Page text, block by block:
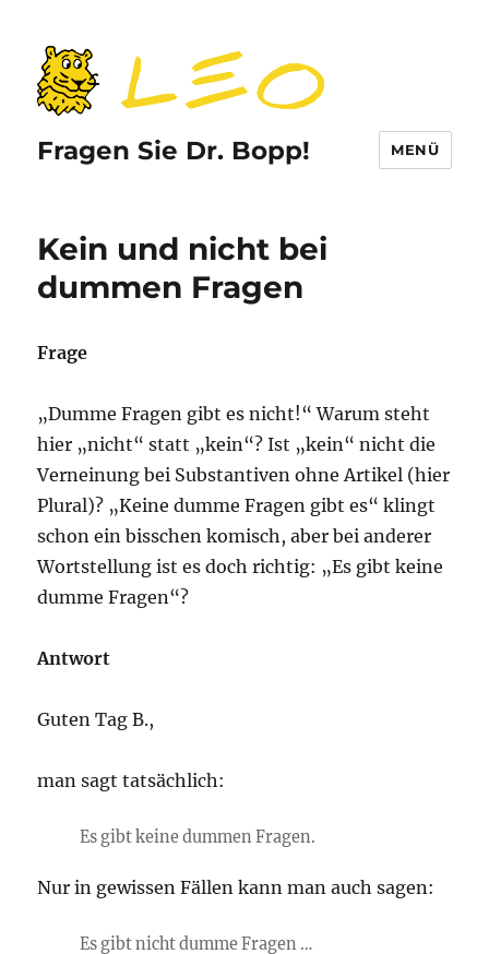
Fragen Sie Dr. Bopp! MENÜ
Kein und nicht bei
dummen Fragen
Frage
„Dumme Fragen gibt es nicht!“ Warum steht
hier „nicht“ statt „kein“? Ist „kein“ nicht die
Verneinung bei Substantiven ohne Artikel (hier
Plural)? „Keine dumme Fragen gibt es“ klingt
schon ein bisschen komisch, aber bei anderer
Wortstellung ist es doch richtig: „Es gibt keine
dumme Fragen“?
Antwort
Guten Tag B.,
man sagt tatsächlich:
Es gibt keine dummen Fragen.
Nur in gewissen Fällen kann man auch sagen:
Es gibt nicht dumme Fragen …